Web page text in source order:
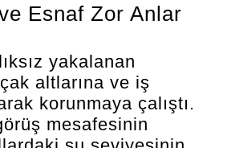
Esnaf Zor Anlar
yakalanan
altlarına ve iş
korunmaya çalıştı.
mesafesinin